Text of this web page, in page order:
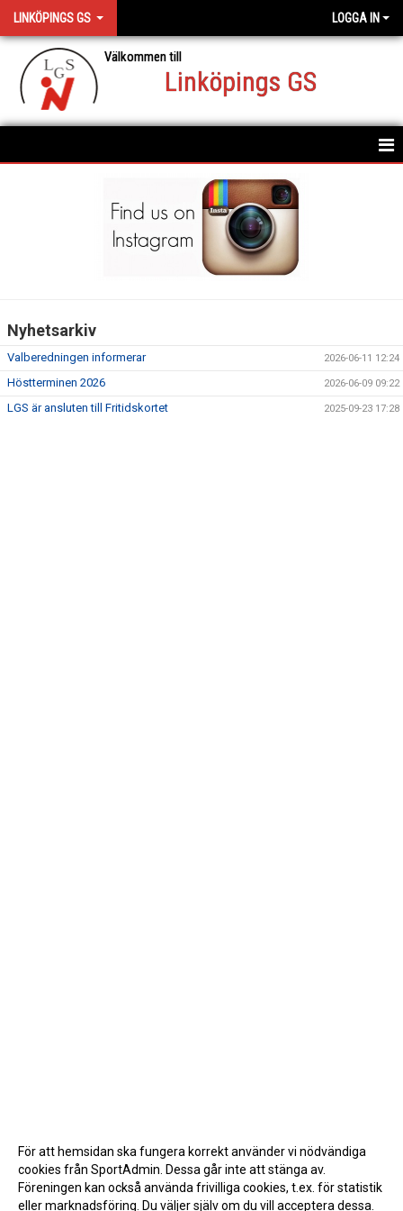
LINKÖPINGS GS LOGGA IN
Linköpings GS
Välkommen till
KONTAKT
Nyhetsarkiv
Valberedningen informerar 2026-06-11 12:24
Höstterminen 2026 2026-06-09 09:22
LGS är ansluten till Fritidskortet 2025-09-23 17:28
För att hemsidan ska fungera korrekt använder vi nödvändiga
cookies från SportAdmin. Dessa går inte att stänga av.
Föreningen kan också använda frivilliga cookies, t.ex. för statistik
eller marknadsföring. Du väljer själv om du vill acceptera dessa.